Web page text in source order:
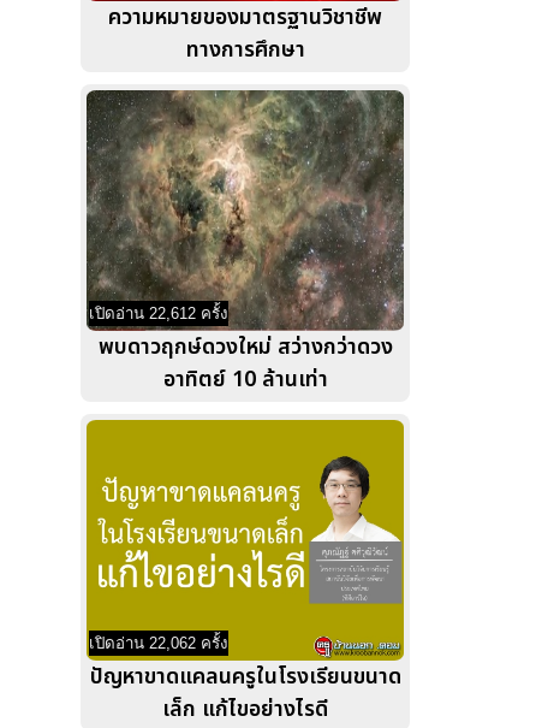
ความหมายของมาตรฐานวิชาชีพ
ทางการศึกษา
เปิดอ่าน 22,612 ครั้ง
พบดาวฤกษ์ดวงใหม่ สว่างกว่าดวง
อาทิตย์ 10 ล้านเท่า
เปิดอ่าน 22,062 ครั้ง
ปัญหาขาดแคลนครูในโรงเรียนขนาด
เล็ก แก้ไขอย่างไรดี